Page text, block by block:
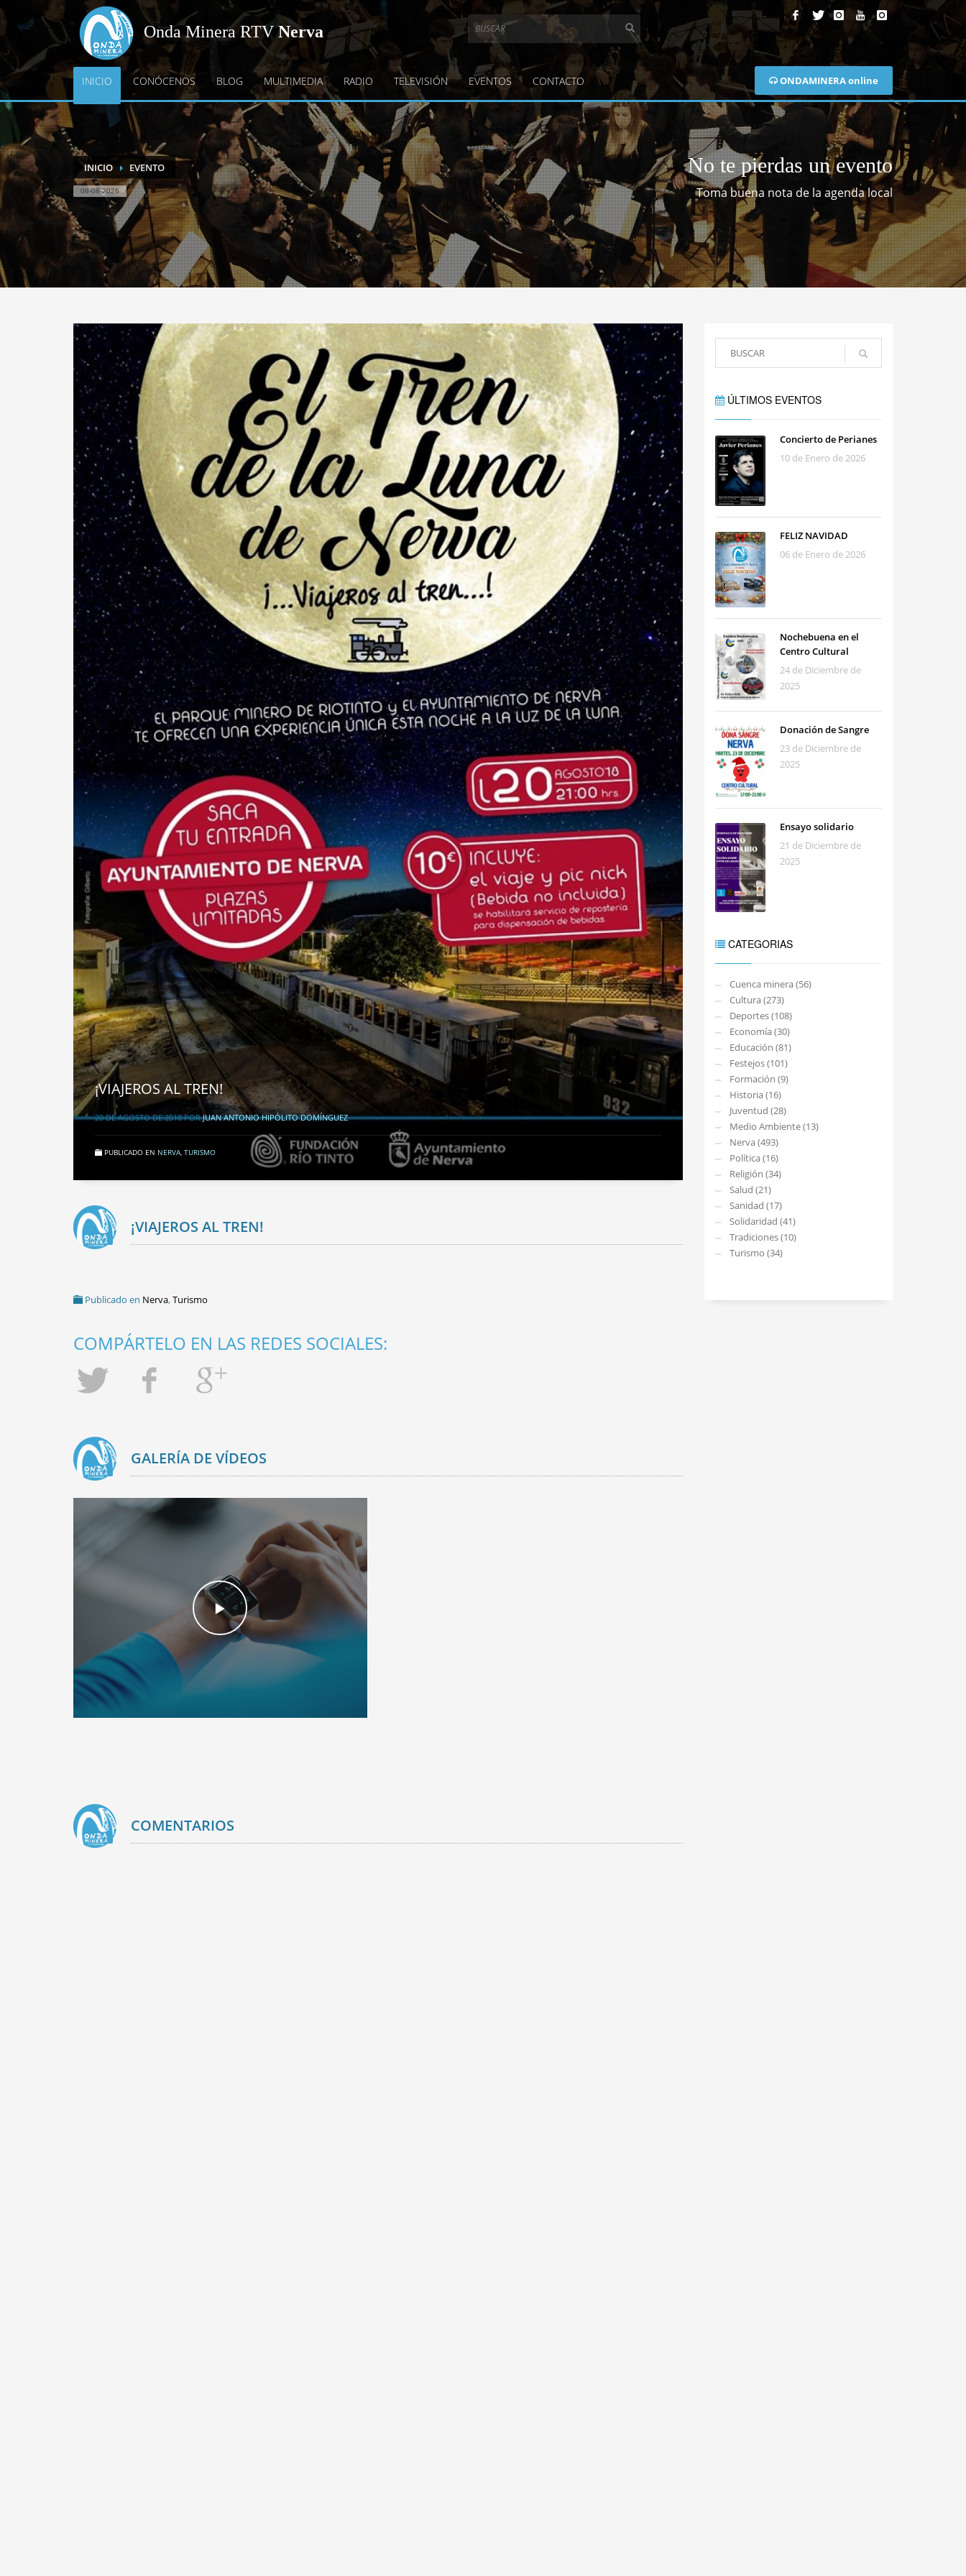
Onda Minera RTVNerva
ONDAMINERA online
INICIO CONÓCENOS BLOG MULTIMEDIA RADIO TELEVISIÓN EVENTOS CONTACTO
INICIO EVENTO
08-08-2026
No te pierdas un evento
Toma buena nota de la agenda local
¡VIAJEROS AL TREN!
20 DE AGOSTO DE 2018PORJUAN ANTONIO HIPÓLITO DOMÍNGUEZ
PUBLICADO EN NERVA, TURISMO
¡VIAJEROS AL TREN!
Publicado en Nerva,Turismo
COMPÁRTELO EN LAS REDES SOCIALES:
GALERÍA DE VÍDEOS
COMENTARIOS
ÚLTIMOS EVENTOS
Concierto de Perianes
10 de Enero de 2026
FELIZ NAVIDAD
06 de Enero de 2026
Nochebuena en el
Centro Cultural
24 de Diciembre de
2025
Donación de Sangre
23 de Diciembre de
2025
Ensayo solidario
21 de Diciembre de
2025
CATEGORIAS
Cuenca minera (56)
Cultura (273)
Deportes (108)
Economía (30)
Educación (81)
Festejos (101)
Formación (9)
Historia (16)
Juventud (28)
Medio Ambiente (13)
Nerva (493)
Política (16)
Religión (34)
Salud (21)
Sanidad (17)
Solidaridad (41)
Tradiciones (10)
Turismo (34)